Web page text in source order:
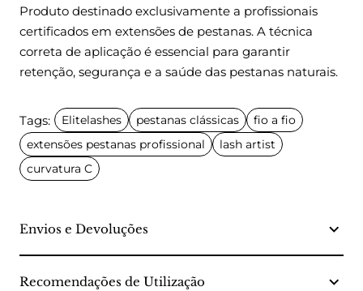
Produto destinado exclusivamente a profissionais
certificados em extensões de pestanas. A técnica
correta de aplicação é essencial para garantir
retenção, segurança e a saúde das pestanas naturais.
Tags: Elitelashes pestanas clássicas
fio a fio
extensões pestanas profissional
lash artist
curvatura C
Envios e Devoluções
Recomendações de Utilização